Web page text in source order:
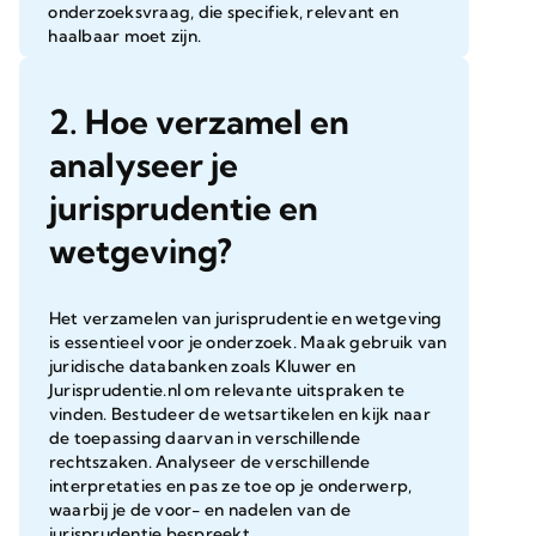
onderzoeksvraag, die specifiek, relevant en
haalbaar moet zijn.
2. Hoe verzamel en
analyseer je
jurisprudentie en
wetgeving?
Het verzamelen van jurisprudentie en wetgeving
is essentieel voor je onderzoek. Maak gebruik van
juridische databanken zoals Kluwer en
Jurisprudentie.nl om relevante uitspraken te
vinden. Bestudeer de wetsartikelen en kijk naar
de toepassing daarvan in verschillende
rechtszaken. Analyseer de verschillende
interpretaties en pas ze toe op je onderwerp,
waarbij je de voor- en nadelen van de